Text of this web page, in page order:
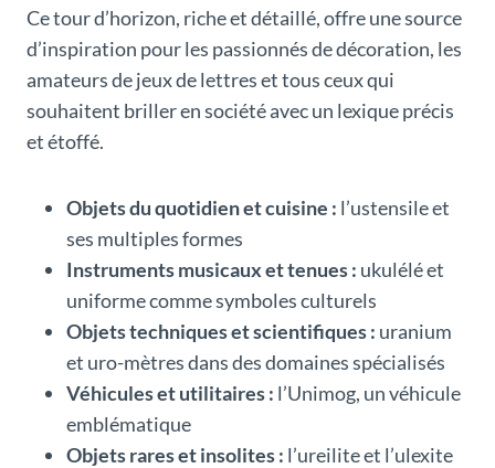
Ce tour d’horizon, riche et détaillé, offre une source
d’inspiration pour les passionnés de décoration, les
amateurs de jeux de lettres et tous ceux qui
souhaitent briller en société avec un lexique précis
et étoffé.
Objets du quotidien et cuisine : l’ustensile et
ses multiples formes
Instruments musicaux et tenues : ukulélé et
uniforme comme symboles culturels
Objets techniques et scientifiques : uranium
et uro-mètres dans des domaines spécialisés
Véhicules et utilitaires : l’Unimog, un véhicule
emblématique
Objets rares et insolites : l’ureilite et l’ulexite